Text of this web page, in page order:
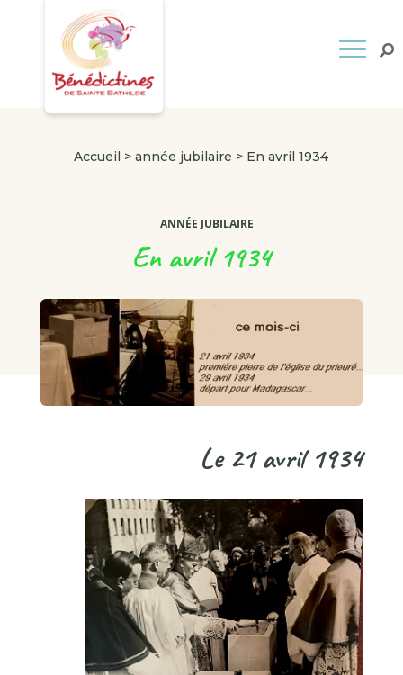
Accueil >année jubilaire > En avril 1934
ANNÉE JUBILAIRE
En avril 1934
Le 21 avril 1934